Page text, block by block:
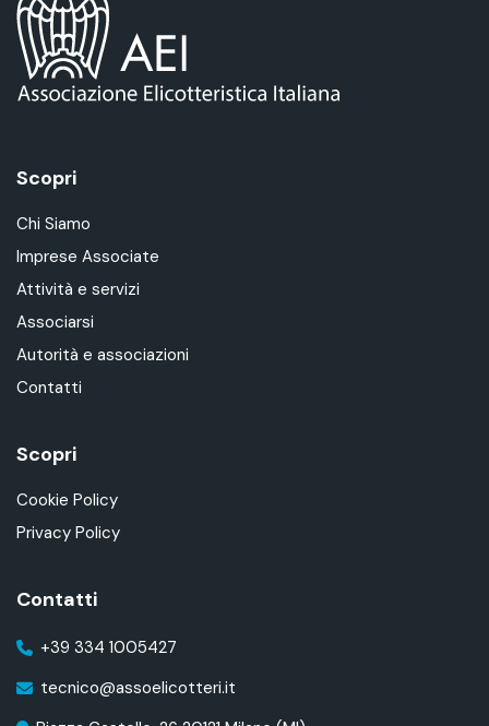
Scopri
Chi Siamo
Imprese Associate
Attività e servizi
Associarsi
Autorità e associazioni
Contatti
Scopri
Cookie Policy
Privacy Policy
Contatti
+39 334 1005427
tecnico@assoelicotteri.it